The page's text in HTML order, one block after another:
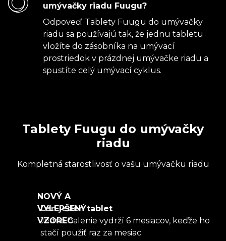
umývačky riadu Fuugu?
Odpoveď: Tablety Fuugu do umývačky
riadu sa používajú tak, že jednu tabletu
vložíte do zásobníka na umývací
prostriedok v prázdnej umývačke riadu a
spustíte celý umývací cyklus.
Tablety Fuugu do umývačky
riadu
Kompletná starostlivosť o vašu umývačku riadu
Len jeden tablet
Jedno balenie vydrží 6 mesiacov, keďže ho
stačí použiť raz za mesiac.
NOVÝ A
VYLEPŠENÝ
VZOREC